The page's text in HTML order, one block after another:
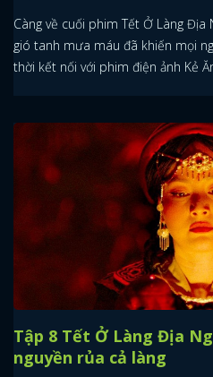
Càng về cuối phim Tết Ở Làng
gió tanh mưa máu đã khiến mọi
thời kết nối với phim điện ảnh Kẻ
Tập 8 Tết Ở Làng Địa
nguyền rủa cả làng